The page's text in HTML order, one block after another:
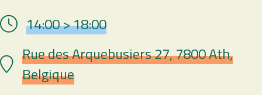
Hour 14:00 > 18:00
PlaatsRue des Arquebusiers 27, 7800 Ath,
Belgique